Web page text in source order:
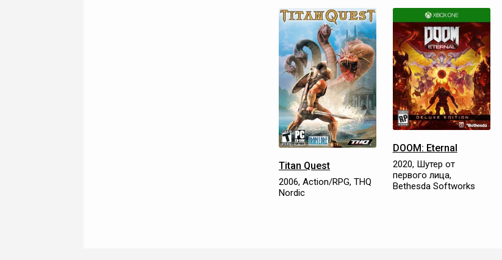
Titan Quest
2006, Action/RPG, THQ
Nordic
DOOM: Eternal
2020, Шутер от
первого лица,
Bethesda Softworks